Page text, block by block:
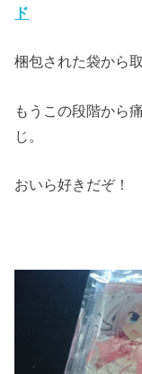
ド
梱包された袋から
もうこの段階から
じ。
おいら好きだぞ！